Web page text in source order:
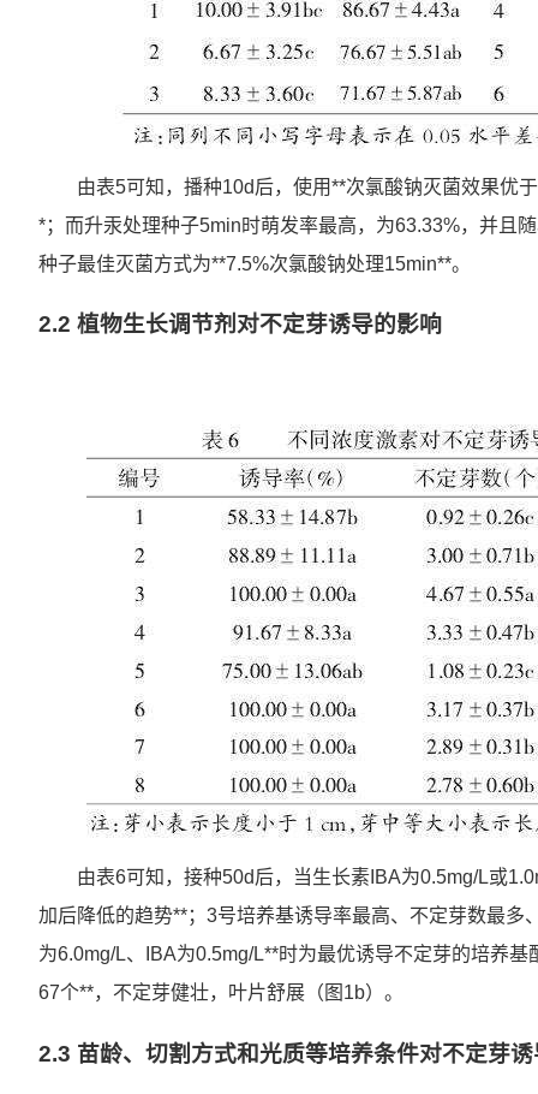
由表5可知，播种10d后，使用**次氯酸钠灭菌效果优
*；而升汞处理种子5min时萌发率最高，为63.33%，并且
种子最佳灭菌方式为**7.5%次氯酸钠处理15min**。
2.2 植物生长调节剂对不定芽诱导的影响
由表6可知，接种50d后，当生长素IBA为0.5mg/L或
加后降低的趋势**；3号培养基诱导率最高、不定芽数最
为6.0mg/L、IBA为0.5mg/L**时为最优诱导不定芽的培养
67个**，不定芽健壮，叶片舒展（图1b）。
2.3 苗龄、切割方式和光质等培养条件对不定芽